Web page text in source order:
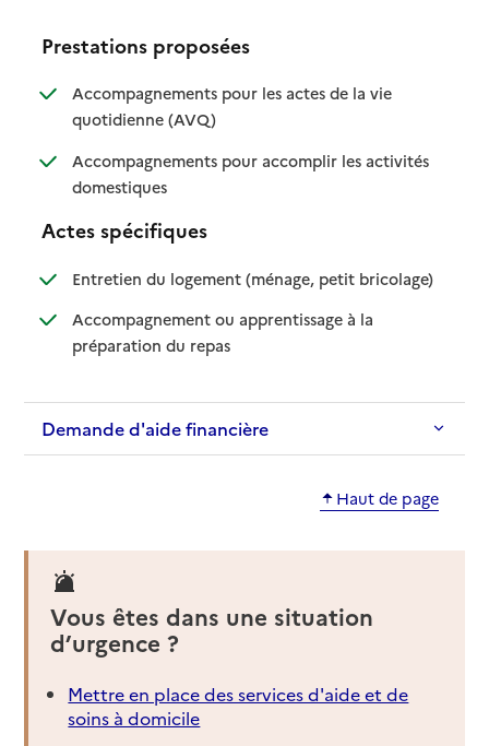
Prestations proposées
Accompagnements pour les actes de la vie
quotidienne (AVQ): disponible
: non disponible
Accompagnements pour accomplir les activités
domestiques: disponible
: non disponible
Actes spécifiques
Entretien du logement (ménage, petit bricolage): disponible
: non
Accompagnement ou apprentissage à la
préparation du repas: disponible
: non disponible
Demande d'aide financière
Haut de page
Vous êtes dans une situation
d’urgence ?
Mettre en place des services d'aide et de
soins à domicile